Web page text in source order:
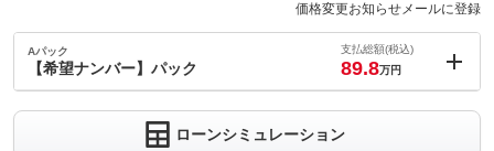
価格変更お知らせメールに登録
Aパック
【希望ナンバー】パック
支払総額(税込)
89.8万円
1.5 万円
ローンシミュレーション